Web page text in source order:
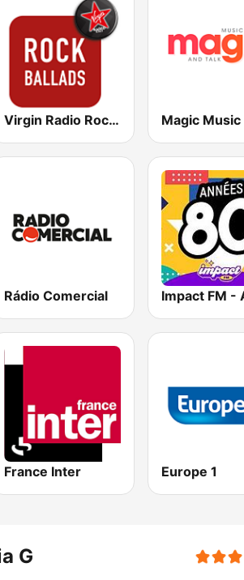
Virgin Radio Rock Ballads Magic Music
Rádio Comercial
France Inter Europe 1
G